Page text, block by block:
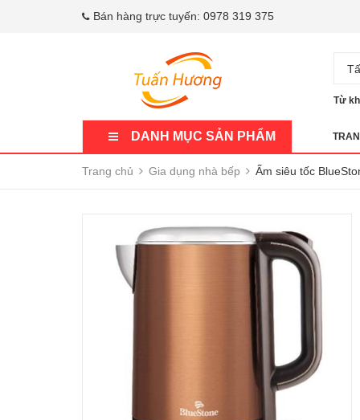
Bán hàng trực tuyến: 0978 319 375
Từ
DANH MỤC SẢN PHẨM
Trang chủ Gia dụng nhà bếp Ấm siêu tốc